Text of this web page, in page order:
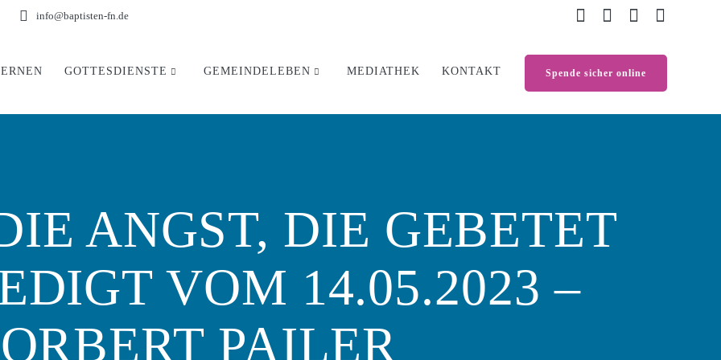
info@baptisten-fn.de
GOTTESDIENSTE GEMEINDELEBEN MEDIATHEK KONTAKT Spende sicher online
ANGST, DIE GEBETET
VOM 14.05.2023 –
PAILER